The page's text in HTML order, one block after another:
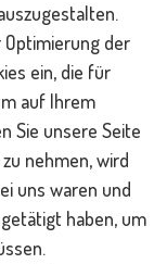
der
ein, die für
auf Ihrem
Sie unsere Seite
nehmen, wird
uns waren und
haben, um